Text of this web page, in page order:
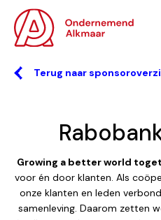
Terug naar
Growing a better world
voor én door klanten. Als
onze klanten en leden
samenleving. Daarom zetten